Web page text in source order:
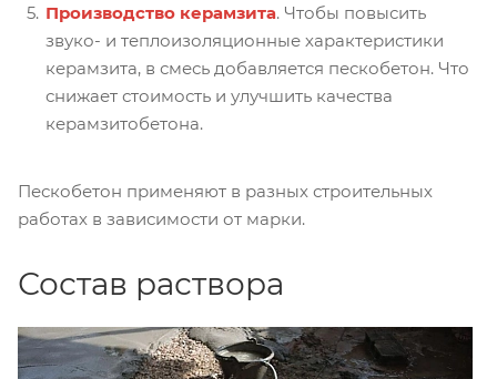
Производство керамзита. Чтобы повысить
звуко- и теплоизоляционные характеристики
керамзита, в смесь добавляется пескобетон. Что
снижает стоимость и улучшить качества
керамзитобетона.
Пескобетон применяют в разных строительных
работах в зависимости от марки.
Состав раствора